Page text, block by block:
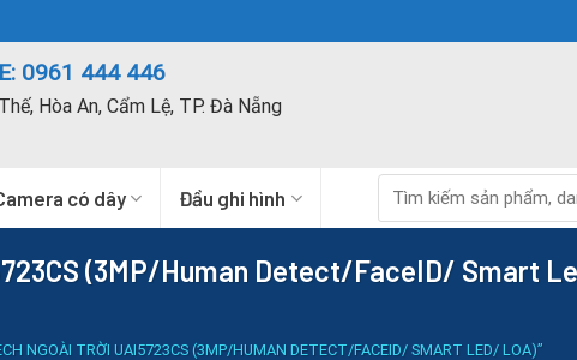
0961 444 446
Hòa An, Cẩm Lệ, TP. Đà Nẵng
có dây Đầu ghi hình
kiếm:
(3MP/Human Detect/FaceID/ Smart
NGOÀI TRỜI UAI5723CS (3MP/HUMAN DETECT/FACEID/ SMART LED/ LOA)”